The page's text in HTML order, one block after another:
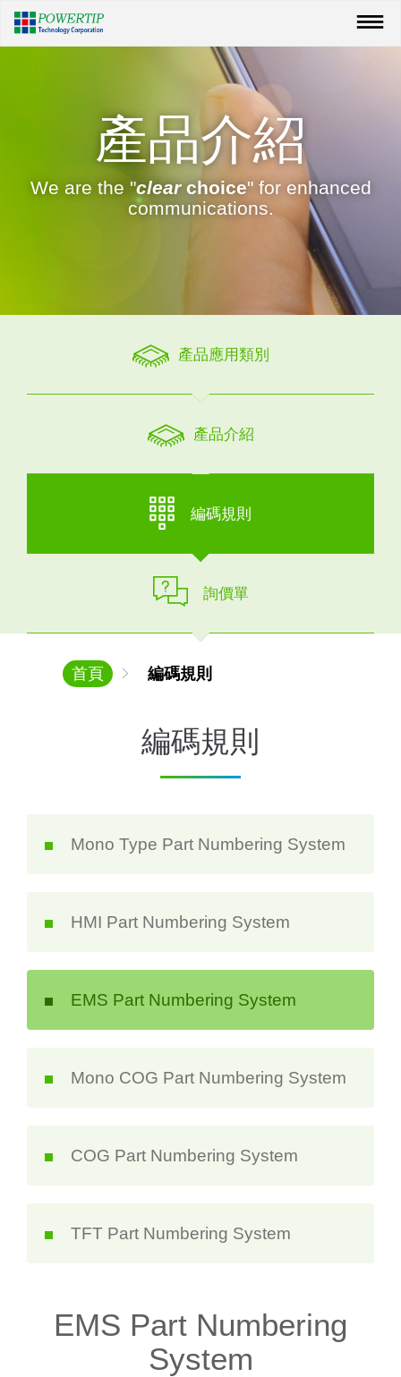
產品介紹
We are the "clearchoice" for enhanced
communications.
產品應用類別
產品介紹
編碼規則
詢價單
首頁 編碼規則
編碼規則
Mono Type Part Numbering System
HMI Part Numbering System
EMS Part Numbering System
Mono COG Part Numbering System
COG Part Numbering System
TFT Part Numbering System
EMS Part Numbering
System